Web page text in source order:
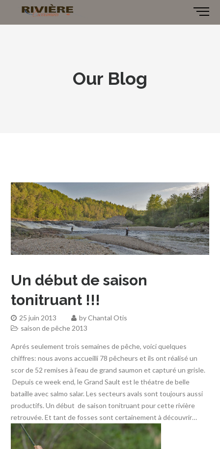
Our Blog
Un début de saison
tonitruant !!!
25 juin 2013 byChantal Otis
saison de pêche 2013
Aprés seulement trois semaines de pêche, voici quelques
chiffres: nous avons accueilli 78 pêcheurs et ils ont réalisé un
scor de 52 remises à l’eau de grand saumon et capturé un grisle.
Depuis ce week end, le Grand Sault est le théatre de belle
bataille avec salmo salar. Les secteurs avals sont toujours aussi
productifs. Un début de saison tonitruant pour cette rivière
retrouvée. Et tant de fosses sont certainement à découvrir…